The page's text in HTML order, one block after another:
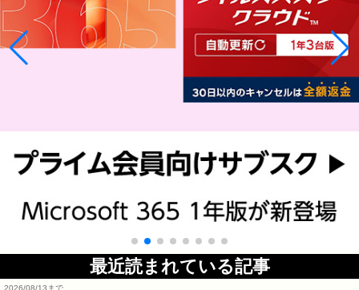
最近読まれている記事
2026/08/13まで